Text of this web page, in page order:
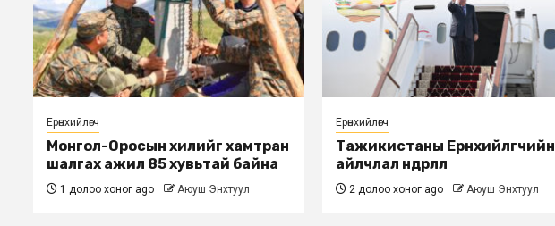
Ерөнхийлөгч
Монгол-Оросын хилийг хамтран
шалгах ажил 85 хувьтай байна
1 долоо хоног ago Аюуш Энхтуул
Ерөнхийлөгч
Тажикистаны Ерөнхийлөгчийн
айлчлал өндөрлөлөө
2 долоо хоног ago Аюуш Энхтуул